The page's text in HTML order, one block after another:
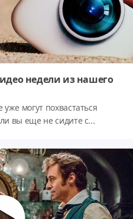
недели из нашего
могут похвастаться
вы еще не сидите с
страничку. И